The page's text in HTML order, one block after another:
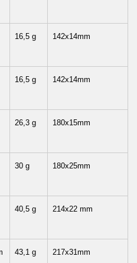
16,5 g 142x14mm
16,5 g 142x14mm
26,3 g 180x15mm
30 g 180x25mm
40,5 g 214x22 mm
43,1 g 217x31mm